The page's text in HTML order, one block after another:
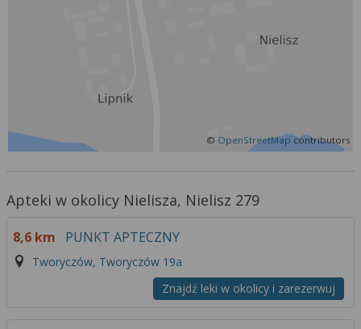
© OpenStreetMap contributors
Apteki w okolicy Nielisza, Nielisz 279
8,6 km PUNKT APTECZNY
Tworyczów, Tworyczów 19a
Znajdź leki w okolicy i zarezerwuj